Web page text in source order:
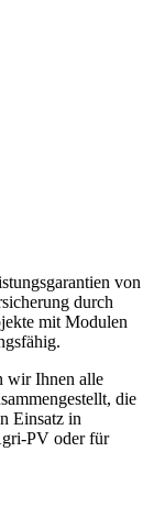
von
durch
mit Modulen
wir Ihnen alle
die
Einsatz in
PV oder für